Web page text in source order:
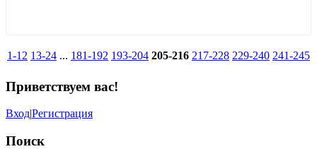
1-12 13-24 ... 181-192 193-204 205-216 217-228 229-240 241-245
Приветствуем вас!
Вход|Регистрация
Поиск